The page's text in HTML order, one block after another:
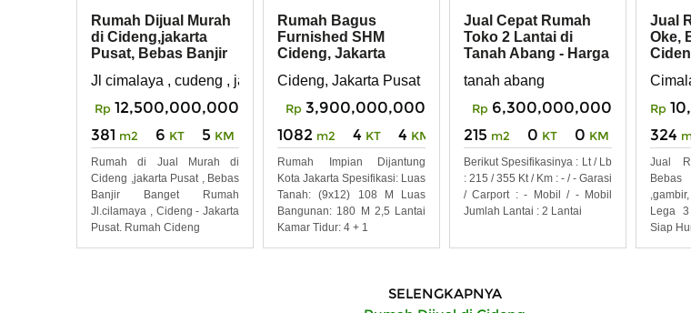
Rumah Dijual Murah
di Cideng,jakarta
Pusat, Bebas Banjir
Jl cimalaya , cudeng , jakarta pusat
Rp 12,500,000,000
381 m2 6 KT 5 KM
Rumah di Jual Murah di
Cideng ,jakarta Pusat , Bebas
Banjir Banget Rumah
Jl.cilamaya , Cideng - Jakarta
Pusat. Rumah Cideng
Rumah Bagus
Furnished SHM
Cideng, Jakarta
Cideng, Jakarta Pusat
Rp 3,900,000,000
1082 m2 4 KT 4 KM
Rumah Impian Dijantung
Kota Jakarta Spesifikasi: Luas
Tanah: (9x12) 108 M Luas
Bangunan: 180 M 2,5 Lantai
Kamar Tidur: 4 + 1
Jual Cepat Rumah
Toko 2 Lantai di
Tanah Abang - Harga
tanah abang
Rp 6,300,000,000
215 m2 0 KT 0 KM
Berikut Spesifikasinya : Lt / Lb
: 215 / 355 Kt / Km : - / - Garasi
/ Carport : - Mobil / - Mobil
Jumlah Lantai : 2 Lantai
Jual
Oke,
Rp
324
Jual
Lega
Siap
SELENGKAPNYA